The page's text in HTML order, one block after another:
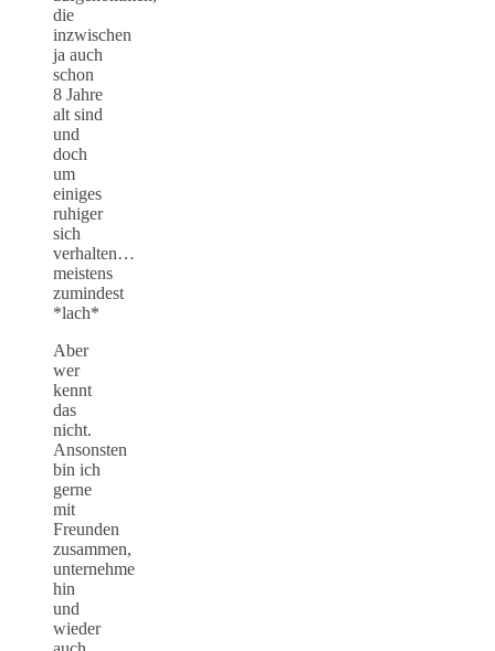
die
inzwischen
ja auch
schon
8 Jahre
alt sind
und
doch
um
einiges
ruhiger
sich
verhalten…
meistens
zumindest
*lach*
Aber
wer
kennt
das
nicht.
Ansonsten
bin ich
gerne
mit
Freunden
zusammen,
unternehme
hin
und
wieder